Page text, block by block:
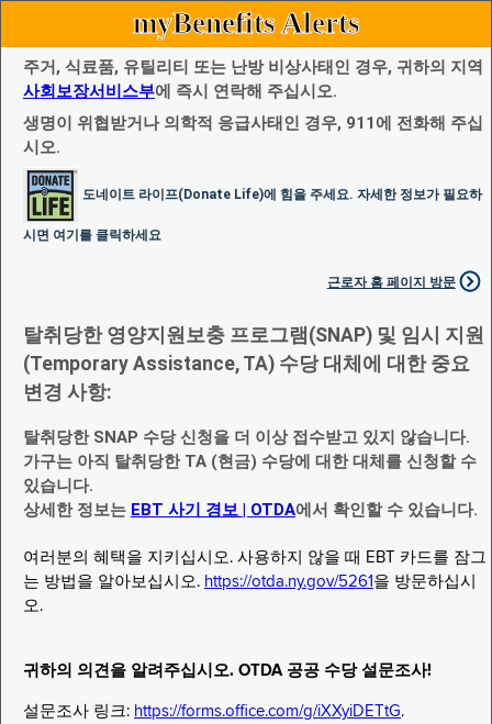
myBenefits Alerts
주거, 식료품, 유틸리티 또는 난방 비상사태인 경우, 귀하의 지역
사회보장서비스부에 즉시 연락해 주십시오.
생명이 위협받거나 의학적 응급사태인 경우, 911에 전화해 주십
시오.
도네이트 라이프(Donate Life)에 힘을 주세요. 자세한 정보가 필요하
시면 여기를 클릭하세요
근로자 홈 페이지 방문
탈취당한 영양지원보충 프로그램(SNAP) 및 임시 지원
(Temporary Assistance, TA) 수당 대체에 대한 중요
변경 사항:
탈취당한 SNAP 수당 신청을 더 이상 접수받고 있지 않습니다.
가구는 아직 탈취당한 TA (현금) 수당에 대한 대체를 신청할 수
있습니다.
상세한 정보는 EBT 사기 경보 | OTDA에서 확인할 수 있습니다.
여러분의 혜택을 지키십시오. 사용하지 않을 때 EBT 카드를 잠그
는 방법을 알아보십시오. https://otda.ny.gov/5261 을 방문하십시
오.
귀하의 의견을 알려주십시오. OTDA 공공 수당 설문조사!
설문조사 링크: https://forms.office.com/g/iXXyiDETtG.